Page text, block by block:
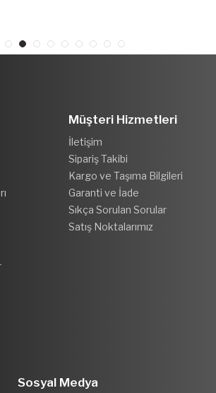
Müşteri Hizmetleri
İletişim
Sipariş Takibi
Kargo ve Taşıma Bilgileri
Garanti ve İade
Sıkça Sorulan Sorular
Satış Noktalarımız
Sosyal Medya